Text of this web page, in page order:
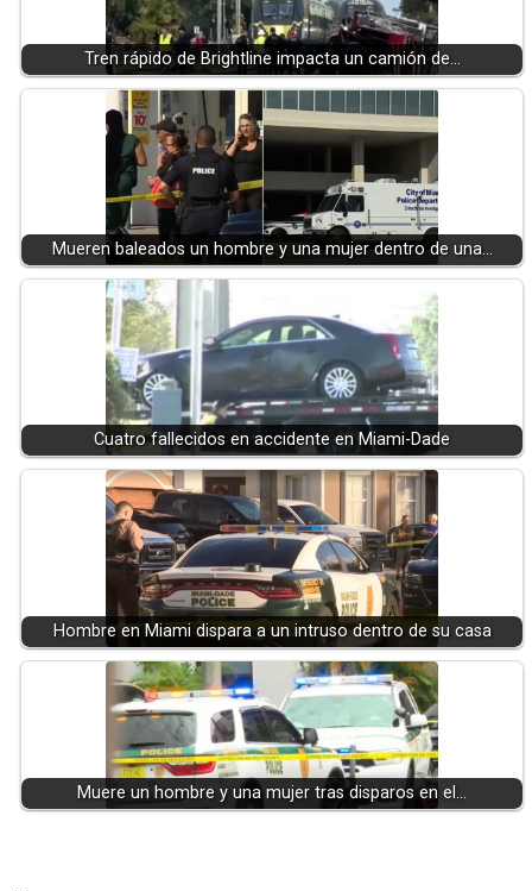
Tren rápido de Brightline impacta un camión de…
Mueren baleados un hombre y una mujer dentro de una…
Cuatro fallecidos en accidente en Miami-Dade
Hombre en Miami dispara a un intruso dentro de su casa
Muere un hombre y una mujer tras disparos en el…